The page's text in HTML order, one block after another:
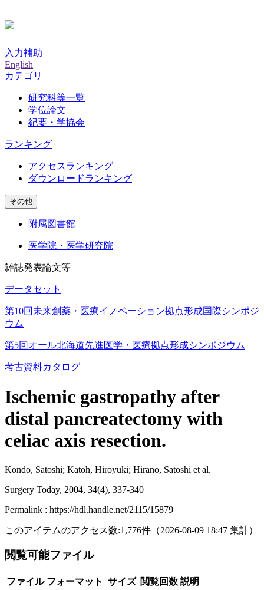
入力補助
English
カテゴリ
研究科等一覧
学位論文
紀要・学協会
ランキング
アクセスランキング
ダウンロードランキング
その他
附属図書館
医学院・医学研究院
雑誌発表論文等
データセット
第10回未来創薬・医療イノベーション拠点形成国際シンポジ
ウム
第5回オール北海道先進医学・医療拠点形成シンポジウム
考古資料カタログ
Ischemic gastropathy after
distal pancreatectomy with
celiac axis resection.
Kondo, Satoshi; Katoh, Hiroyuki; Hirano, Satoshi et al.
Surgery Today, 2004, 34(4), 337-340
Permalink : https://hdl.handle.net/2115/15879
このアイテムのアクセス数:1,776件 （2026-08-09 18:47 集計）
閲覧可能ファイル
ファイル フォーマット サイズ 閲覧回数 説明